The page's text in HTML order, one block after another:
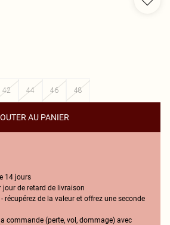
42 44 46 48
AU PANIER
14 jours
jour de retard de livraison
récupérez de la valeur et offrez une seconde
commande (perte, vol, dommage) avec